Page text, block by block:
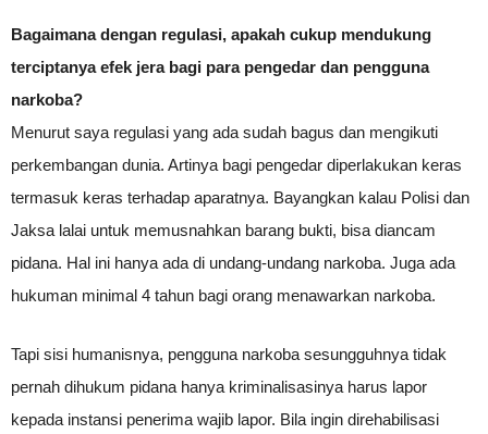
Bagaimana dengan regulasi, apakah cukup mendukung
terciptanya efek jera bagi para pengedar dan pengguna
narkoba?
Menurut saya regulasi yang ada sudah bagus dan mengikuti
perkembangan dunia. Artinya bagi pengedar diperlakukan keras
termasuk keras terhadap aparatnya. Bayangkan kalau Polisi dan
Jaksa lalai untuk memusnahkan barang bukti, bisa diancam
pidana. Hal ini hanya ada di undang-undang narkoba. Juga ada
hukuman minimal 4 tahun bagi orang menawarkan narkoba.
Tapi sisi humanisnya, pengguna narkoba sesungguhnya tidak
pernah dihukum pidana hanya kriminalisasinya harus lapor
kepada instansi penerima wajib lapor. Bila ingin direhabilisasi